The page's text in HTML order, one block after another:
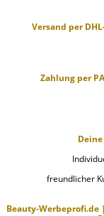
Versand per
Zahlung per
freundlicher
Beauty-